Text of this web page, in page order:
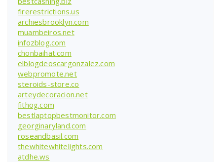
firerestrictions.us
archiesbrooklyn.com
muambeiros.net
infozblog.com
chonbaihat.com
elblogdeoscargonzalez.com
webpromote.net
steroids-store.co
arteydecoracion.net
fithog.com
bestlaptopbestmonitor.com
georginaryland.com
roseandbasil.com
thewhitewhitelights.com
atdhe.ws